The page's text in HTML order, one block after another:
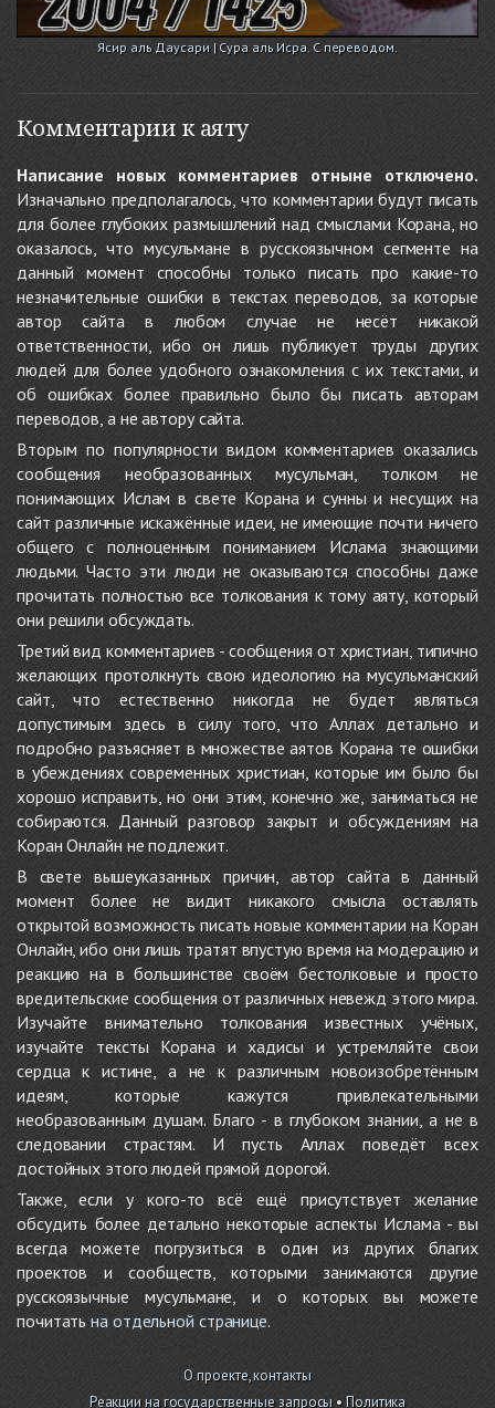
Ясир аль Даусари | Сура аль Исра. С переводом.
Комментарии к аяту
Написание новых комментариев отныне отключено.
Изначально предполагалось, что комментарии будут писать
для более глубоких размышлений над смыслами Корана, но
оказалось, что мусульмане в русскоязычном сегменте на
данный момент способны только писать про какие-то
незначительные ошибки в текстах переводов, за которые
автор сайта в любом случае не несёт никакой
ответственности, ибо он лишь публикует труды других
людей для более удобного ознакомления с их текстами, и
об ошибках более правильно было бы писать авторам
переводов, а не автору сайта.
Вторым по популярности видом комментариев оказались
сообщения необразованных мусульман, толком не
понимающих Ислам в свете Корана и сунны и несущих на
сайт различные искажённые идеи, не имеющие почти ничего
общего с полноценным пониманием Ислама знающими
людьми. Часто эти люди не оказываются способны даже
прочитать полностью все толкования к тому аяту, который
они решили обсуждать.
Третий вид комментариев - сообщения от христиан, типично
желающих протолкнуть свою идеологию на мусульманский
сайт, что естественно никогда не будет являться
допустимым здесь в силу того, что Аллах детально и
подробно разъясняет в множестве аятов Корана те ошибки
в убеждениях современных христиан, которые им было бы
хорошо исправить, но они этим, конечно же, заниматься не
собираются. Данный разговор закрыт и обсуждениям на
Коран Онлайн не подлежит.
В свете вышеуказанных причин, автор сайта в данный
момент более не видит никакого смысла оставлять
открытой возможность писать новые комментарии на Коран
Онлайн, ибо они лишь тратят впустую время на модерацию и
реакцию на в большинстве своём бестолковые и просто
вредительские сообщения от различных невежд этого мира.
Изучайте внимательно толкования известных учёных,
изучайте тексты Корана и хадисы и устремляйте свои
сердца к истине, а не к различным новоизобретённым
идеям, которые кажутся привлекательными
необразованным душам. Благо - в глубоком знании, а не в
следовании страстям. И пусть Аллах поведёт всех
достойных этого людей прямой дорогой.
Также, если у кого-то всё ещё присутствует желание
обсудить более детально некоторые аспекты Ислама - вы
всегда можете погрузиться в один из других благих
проектов и сообществ, которыми занимаются другие
русскоязычные мусульмане, и о которых вы можете
почитатьна отдельной странице.
О проекте, контакты
Реакции на государственные запросы •Политика